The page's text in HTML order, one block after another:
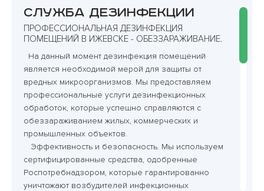
Служба дезинфекции
ПРОФЕССИОНАЛЬНАЯ ДЕЗИНФЕКЦИЯ
ПОМЕЩЕНИЙ В ИЖЕВСКЕ - ОБЕЗЗАРАЖИВАНИЕ.
На данный момент дезинфекция помещений
является необходимой мерой для защиты от
вредных микроорганизмов. Мы предоставляем
профессиональные услуги дезинфекционных
обработок, которые успешно справляются с
обеззараживанием жилых, коммерческих и
промышленных объектов.
Эффективность и безопасность. Мы используем
сертифицированные средства, одобренные
Роспотребнадзором, которые гарантированно
уничтожают возбудителей инфекционных